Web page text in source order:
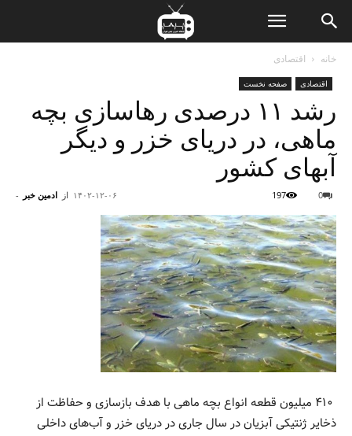
خانه اقتصادی
اقتصادی صفحه نخست
رشد ۱۱ درصدی رهاسازی بچه
ماهی، در دریای خزر و دیگر
آبهای کشور
از ادمین خبر - ۱۴۰۲-۱۲-۰۶ 0
197
۴۱۰ میلیون قطعه انواع بچه ‌ماهی با هدف بازسازی و حفاظت از
ذخایر ژنتیکی آبزیان در سال جاری در دریای خزر و آب‌های داخلی